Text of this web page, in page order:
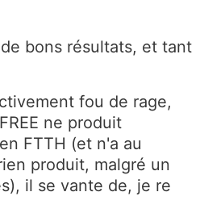
bons résultats, et tant
fou de rage,
ne produit
FTTH (et n'a au
produit, malgré un
il se vante de, je re